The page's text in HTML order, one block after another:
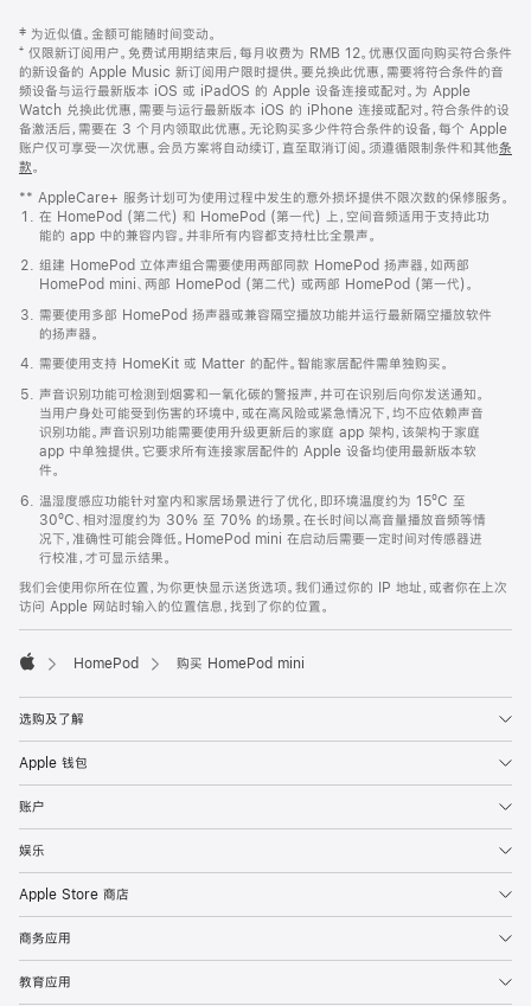
页
页
脚
注
‡ 为近似值。金额可能随时间变动。
⁺ 仅限新订阅用户。免费试用期结束后，每月收费为 RMB 12。优惠仅面向购买符合条件
的新设备的 Apple Music 新订阅用户限时提供。要兑换此优惠，需要将符合条件的音
频设备与运行最新版本 iOS 或 iPadOS 的 Apple 设备连接或配对。为 Apple
Watch 兑换此优惠，需要与运行最新版本 iOS 的 iPhone 连接或配对。符合条件的设
备激活后，需要在 3 个月内领取此优惠。无论购买多少件符合条件的设备，每个 Apple
账户仅可享受一次优惠。会员方案将自动续订，直至取消订阅。须遵循限制条件和其他条
款。
窗
口
中
打
开)
** AppleCare+ 服务计划可为使用过程中发生的意外损坏提供不限次数的保修服务。
在 HomePod (第二代) 和 HomePod (第一代) 上，空间音频适用于支持此功
能的 app 中的兼容内容。并非所有内容都支持杜比全景声。
组建 HomePod 立体声组合需要使用两部同款 HomePod 扬声器，如两部
HomePod mini、两部 HomePod (第二代) 或两部 HomePod (第一代)。
需要使用多部 HomePod 扬声器或兼容隔空播放功能并运行最新隔空播放软件
的扬声器。
需要使用支持 HomeKit 或 Matter 的配件。智能家居配件需单独购买。
声音识别功能可检测到烟雾和一氧化碳的警报声，并可在识别后向你发送通知。
当用户身处可能受到伤害的环境中，或在高风险或紧急情况下，均不应依赖声音
识别功能。声音识别功能需要使用升级更新后的家庭 app 架构，该架构于家庭
app 中单独提供。它要求所有连接家居配件的 Apple 设备均使用最新版本软
件。
温湿度感应功能针对室内和家居场景进行了优化，即环境温度约为 15ºC 至
30ºC、相对湿度约为 30% 至 70% 的场景。在长时间以高音量播放音频等情
况下，准确性可能会降低。HomePod mini 在启动后需要一定时间对传感器进
行校准，才可显示结果。
我们会使用你所在位置，为你更快显示送货选项。我们通过你的 IP 地址，或者你在上次
访问 Apple 网站时输入的位置信息，找到了你的位置。
HomePod 购买 HomePod mini
选购及了解
Apple 钱包
账户
娱乐
Apple Store 商店
商务应用
教育应用